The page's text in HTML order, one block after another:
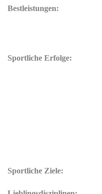
Bestleistungen:
Sportliche Erfolge:
Sportliche Ziele: